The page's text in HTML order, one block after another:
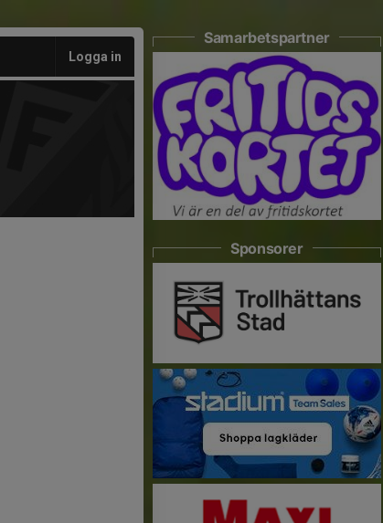
Logga in
Samarbetspartner
Sponsorer